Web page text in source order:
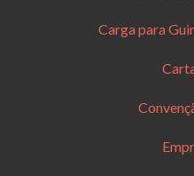
Carga para